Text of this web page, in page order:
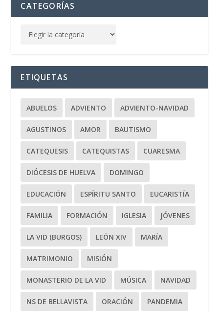
CATEGORÍAS
ETIQUETAS
ABUELOS ADVIENTO ADVIENTO-NAVIDAD
AGUSTINOS AMOR BAUTISMO
CATEQUESIS CATEQUISTAS CUARESMA
DIÓCESIS DE HUELVA DOMINGO
EDUCACIÓN ESPÍRITU SANTO EUCARISTÍA
FAMILIA FORMACIÓN IGLESIA JÓVENES
LA VID (BURGOS) LEÓN XIV MARÍA
MATRIMONIO MISIÓN
MONASTERIO DE LA VID MÚSICA NAVIDAD
NS DE BELLAVISTA ORACIÓN PANDEMIA